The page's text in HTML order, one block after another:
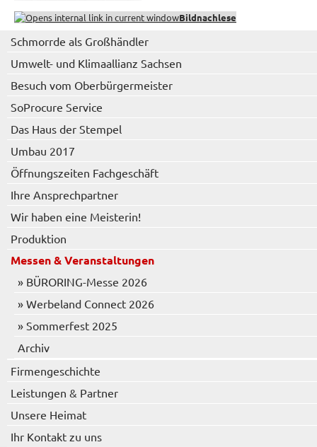
Bildnachlese
Schmorrde als Großhändler
Umwelt- und Klimaallianz Sachsen
Besuch vom Oberbürgermeister
SoProcure Service
Das Haus der Stempel
Umbau 2017
Öffnungszeiten Fachgeschäft
Ihre Ansprechpartner
Wir haben eine Meisterin!
Produktion
Messen & Veranstaltungen
» BÜRORING-Messe 2026
» Werbeland Connect 2026
» Sommerfest 2025
Archiv
Firmengeschichte
Leistungen & Partner
Unsere Heimat
Ihr Kontakt zu uns